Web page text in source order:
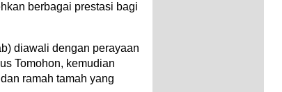
berbagai prestasi bagi
diawali dengan perayaan
Tomohon, kemudian
ramah tamah yang